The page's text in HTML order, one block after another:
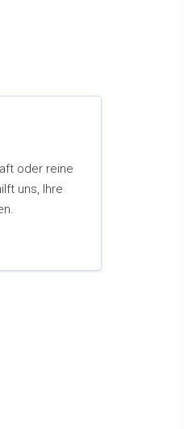
oder reine
uns, Ihre